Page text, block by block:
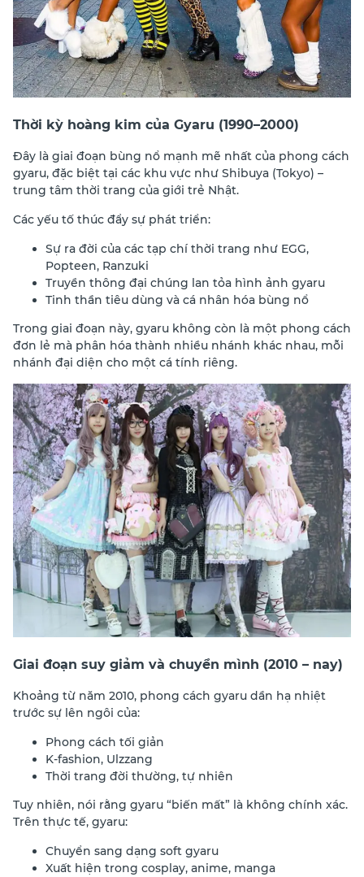
Thời kỳ hoàng kim của Gyaru (1990–2000)
Đây là giai đoạn bùng nổ mạnh mẽ nhất của phong cách
gyaru, đặc biệt tại các khu vực như Shibuya (Tokyo) –
trung tâm thời trang của giới trẻ Nhật.
Các yếu tố thúc đẩy sự phát triển:
Sự ra đời của các tạp chí thời trang như EGG,
Popteen, Ranzuki
Truyền thông đại chúng lan tỏa hình ảnh gyaru
Tinh thần tiêu dùng và cá nhân hóa bùng nổ
Trong giai đoạn này, gyaru không còn là một phong cách
đơn lẻ mà phân hóa thành nhiều nhánh khác nhau, mỗi
nhánh đại diện cho một cá tính riêng.
Giai đoạn suy giảm và chuyển mình (2010 – nay)
Khoảng từ năm 2010, phong cách gyaru dần hạ nhiệt
trước sự lên ngôi của:
Phong cách tối giản
K-fashion, Ulzzang
Thời trang đời thường, tự nhiên
Tuy nhiên, nói rằng gyaru “biến mất” là không chính xác.
Trên thực tế, gyaru:
Chuyển sang dạng soft gyaru
Xuất hiện trong cosplay, anime, manga